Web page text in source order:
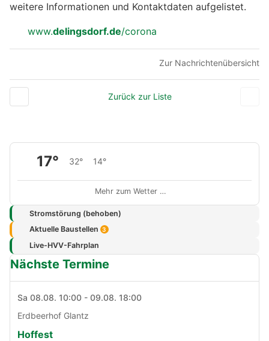
weitere Informationen und Kontaktdaten aufgelistet.
www.delingsdorf.de/corona
Zur Nachrichtenübersicht
Zurück zur Liste
17° 32° 14°
Mehr zum Wetter …
Stromstörung (behoben)
Aktuelle Baustellen 3
Live-HVV-Fahrplan
Nächste Termine
Sa 08.08. 10:00 - 09.08. 18:00
Erdbeerhof Glantz
Hoffest